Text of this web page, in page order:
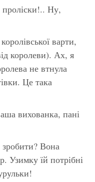
Ну,
варти,
королеви). Ах, я
не втнула
Це така
вихованка, пані
Вона
Узимку їй потрібні